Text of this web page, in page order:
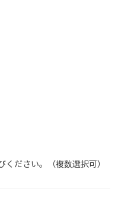
ださい。（複数選択可）